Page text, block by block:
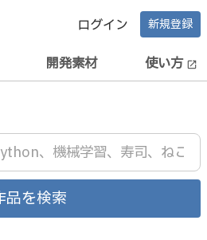
ログイン 新規登録
開発素材 使い方 open_in_new
品を検索